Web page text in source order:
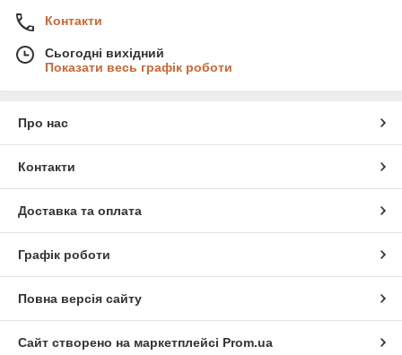
Контакти
Сьогодні вихідний
Показати весь графік роботи
Про нас
Контакти
Доставка та оплата
Графік роботи
Повна версія сайту
Сайт створено на маркетплейсі Prom.ua